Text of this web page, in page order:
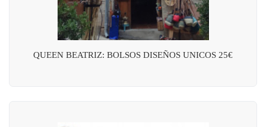
QUEEN BEATRIZ: BOLSOS DISEÑOS UNICOS 25€